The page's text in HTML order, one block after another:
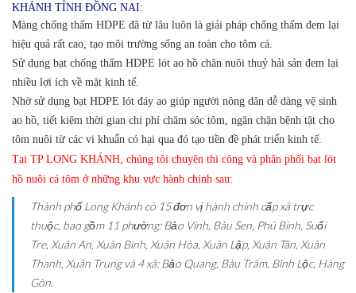
KHÁNH TỈNH ĐỒNG NAI:
Màng chống thấm HDPE đã từ lâu luôn là giải pháp chống thấm đem lại
hiệu quả rất cao, tạo môi trường sống an toàn cho tôm cá.
Sử dụng bạt chống thấm HDPE lót ao hồ chăn nuôi thuỷ hải sản đem lại
nhiều lợi ích về mặt kinh tế.
Nhờ sử dụng bạt HDPE lót đáy ao giúp người nông dân dễ dàng vệ sinh
ao hồ, tiết kiệm thời gian chi phí chăm sóc tôm, ngăn chặn bệnh tật cho
tôm nuôi từ các vi khuẩn có hại qua đó tạo tiền đề phát triển kinh tế.
Tại TP LONG KHÁNH, chúng tôi chuyên thi công và phân phối bạt lót
hồ nuôi cá tôm ở những khu vực hành chính sau:
Thành phố Long Khánh có 15 đơn vị hành chính cấp xã trực
thuộc, bao gồm 11 phường: Bảo Vinh, Bàu Sen, Phú Bình, Suối
Tre, Xuân An, Xuân Bình, Xuân Hòa, Xuân Lập, Xuân Tân, Xuân
Thanh, Xuân Trung và 4 xã: Bảo Quang, Bàu Trâm, Bình Lộc, Hàng
Gòn.